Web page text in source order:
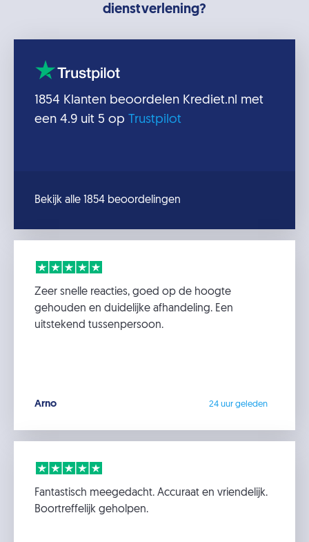
dienstverlening?
1854 Klanten beoordelen Krediet.nl met
een 4.9 uit 5 op Trustpilot
Bekijk alle 1854 beoordelingen
Zeer snelle reacties, goed op de hoogte
gehouden en duidelijke afhandeling. Een
uitstekend tussenpersoon.
Arno 24 uur geleden
Fantastisch meegedacht. Accuraat en vriendelijk.
Boortreffelijk geholpen.